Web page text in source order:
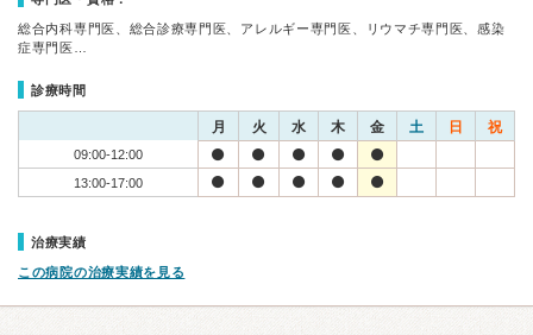
総合内科専門医、総合診療専門医、アレルギー専門医、リウマチ専門医、感染
症専門医…
診療時間
月 火 水 木 金 土 日 祝
09:00-12:00
13:00-17:00
治療実績
この病院の治療実績を見る